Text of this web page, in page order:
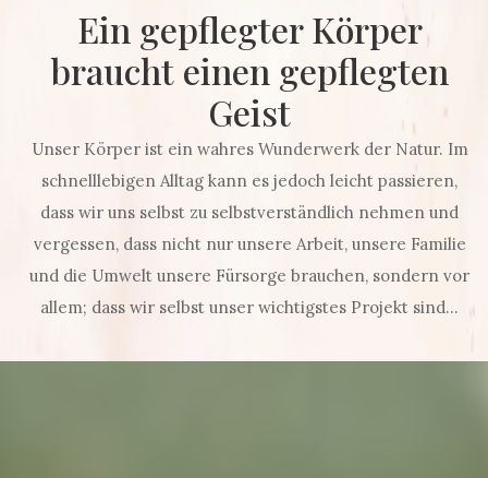
Ein gepflegter Körper
braucht einen gepflegten
Geist
Unser Körper ist ein wahres Wunderwerk der Natur. Im
schnelllebigen Alltag kann es jedoch leicht passieren,
dass wir uns selbst zu selbstverständlich nehmen und
vergessen, dass nicht nur unsere Arbeit, unsere Familie
und die Umwelt unsere Fürsorge brauchen, sondern vor
allem; dass wir selbst unser wichtigstes Projekt sind...